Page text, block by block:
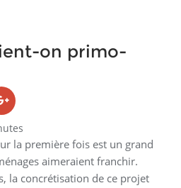
on primo-
la première fois est un grand
aimeraient franchir.
la concrétisation de ce projet